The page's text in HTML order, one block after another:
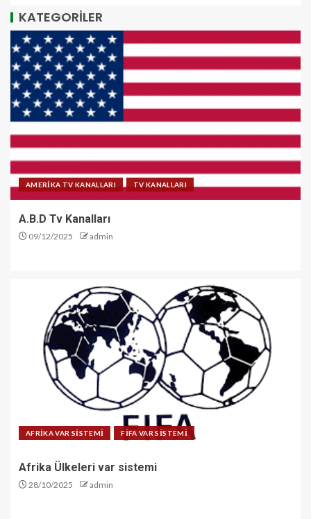
KATEGORİLER
AMERİKA TV KANALLARI TV KANALLARI
A.B.D Tv Kanalları
09/12/2025 admin
AFRİKA VAR SİSTEMİ FİFA VAR SİSTEMİ
Afrika Ülkeleri var sistemi
28/10/2025 admin